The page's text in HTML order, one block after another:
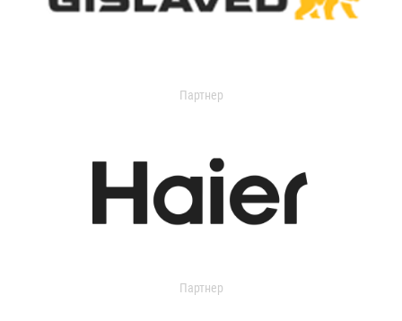
Партнер
Партнер